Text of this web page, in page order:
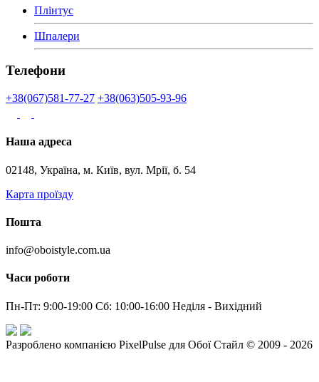
Плінтус
Шпалери
Телефони
+38(067)581-77-27 +38(063)505-93-96
Наша адреса
02148, Україна, м. Київ, вул. Мрії, б. 54
Карта проїзду
Пошта
info@oboistyle.com.ua
Часи роботи
Пн-Пт: 9:00-19:00 Сб: 10:00-16:00 Неділя - Вихідний
Разроблено компанією PixelPulse для Обої Стайл © 2009 - 2026